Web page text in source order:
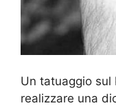
Un tatuaggio
realizzare una